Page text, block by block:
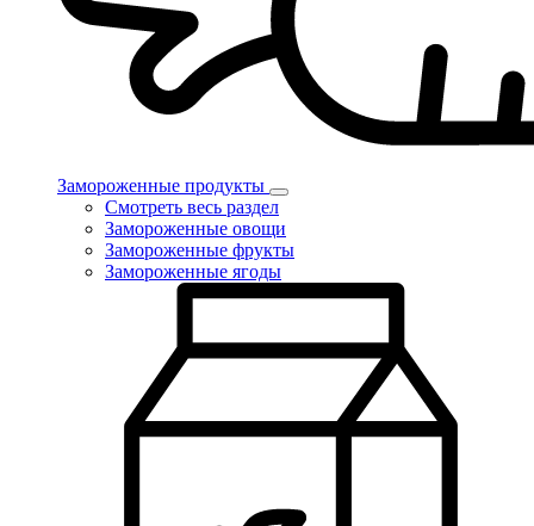
Замороженные продукты
Смотреть весь раздел
Замороженные овощи
Замороженные фрукты
Замороженные ягоды